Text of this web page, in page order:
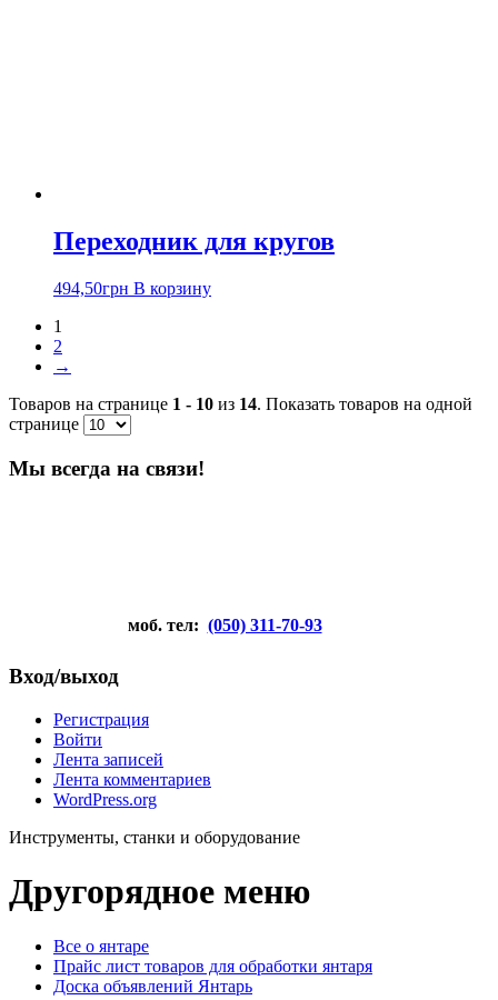
Переходник для кругов
494,50грн В корзину
1
2
→
Товаров на странице 1 - 10 из 14. Показать товаров на одной
странице
Мы всегда на связи!
моб. тел: (050) 311-70-93
Вход/выход
Регистрация
Войти
Лента записей
Лента комментариев
WordPress.org
Инструменты, станки и оборудование
Другорядное меню
Все о янтаре
Прайс лист товаров для обработки янтаря
Доска объявлений Янтарь